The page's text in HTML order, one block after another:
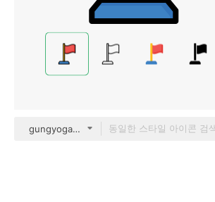
gungyoga04 Outline Color